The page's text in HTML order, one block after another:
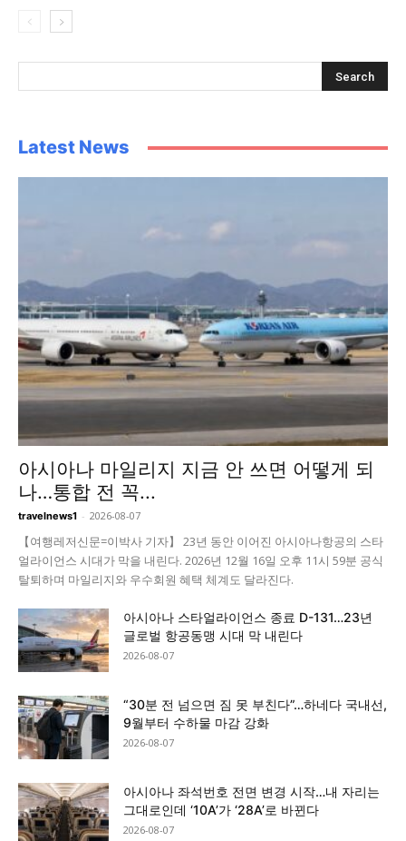
Latest News
아시아나 마일리지 지금 안 쓰면 어떻게 되
나…통합 전 꼭...
travelnews1 - 2026-08-07
【여행레저신문=이박사 기자】 23년 동안 이어진 아시아나항공의 스타
얼라이언스 시대가 막을 내린다. 2026년 12월 16일 오후 11시 59분 공식
탈퇴하며 마일리지와 우수회원 혜택 체계도 달라진다.
아시아나 스타얼라이언스 종료 D-131…23년
글로벌 항공동맹 시대 막 내린다
2026-08-07
“30분 전 넘으면 짐 못 부친다”…하네다 국내선,
9월부터 수하물 마감 강화
2026-08-07
아시아나 좌석번호 전면 변경 시작…내 자리는
그대로인데 ‘10A’가 ‘28A’로 바뀐다
2026-08-07